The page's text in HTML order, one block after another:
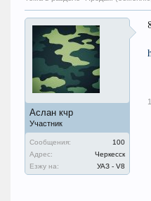
Аслан кчр
Участник
Сообщения:
100
Адрес:
Черкесск
Езжу на:
УАЗ - V8